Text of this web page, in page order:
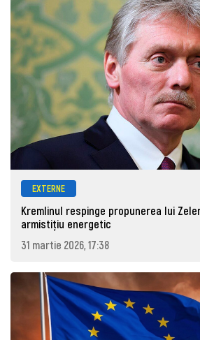
EXTERNE
Kremlinul respinge propunerea lui
armistițiu energetic
31 martie 2026, 17:38